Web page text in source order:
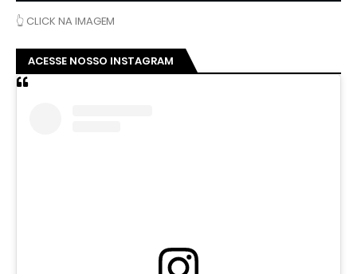
👆 CLICK NA IMAGEM
ACESSE NOSSO INSTAGRAM